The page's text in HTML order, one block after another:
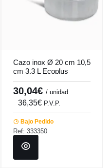
Cazo inox Ø 20 cm 10,5
cm 3,3 L Ecoplus
Pro.cooker
30,04€ / unidad
36,35€ P.V.P.
Bajo Pedido
Ref: 333350